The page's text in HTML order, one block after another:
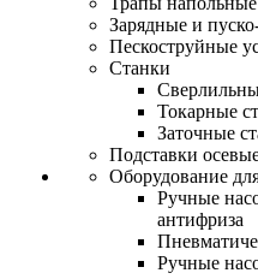
Зарядные и
Пескоструйные
Станки
Токарные
Заточные
Подставки
Оборудование
Ручные
антифриза
Ручные